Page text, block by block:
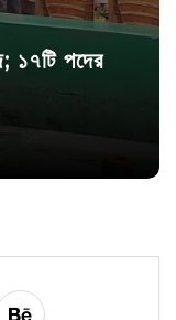
১৭টি পদের